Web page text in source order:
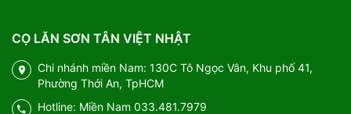
CỌ LĂN SƠN TÂN VIỆT NHẬT
Chi nhánh miền Nam: 130C Tô Ngọc Vân, Khu phố 41,
Phường Thới An, TpHCM
Hotline: Miền Nam 033.481.7979